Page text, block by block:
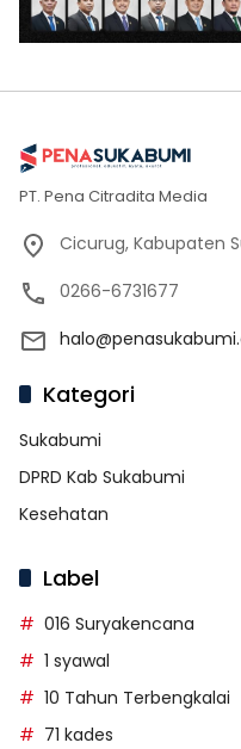
PT. Pena Citradita Media
Cicurug, Kabupaten
0266-6731677
Kategori
Sukabumi
DPRD Kab Sukabumi
Kesehatan
Label
016 Suryakencana
1 syawal
10 Tahun Terbengkalai
71 kades